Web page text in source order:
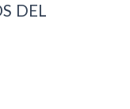
DEL